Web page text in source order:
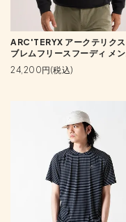
ARC'TERYX アークテリク
ブレムフリースフーディ メ
24,200円(税込)